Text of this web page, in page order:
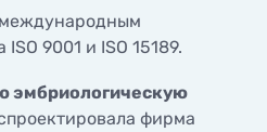
9001 и ISO 15189.
эмбриологическую
фирма